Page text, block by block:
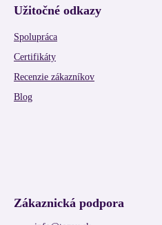
Užitočné odkazy
Spolupráca
Certifikáty
Recenzie zákazníkov
Blog
Zákaznická podpora